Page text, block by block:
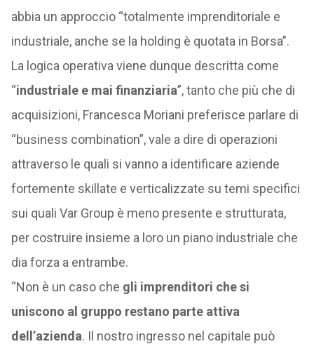
abbia un approccio “totalmente imprenditoriale e
industriale, anche se la holding è quotata in Borsa”.
La logica operativa viene dunque descritta come
“industriale e mai finanziaria”, tanto che più che di
acquisizioni, Francesca Moriani preferisce parlare di
“business combination”, vale a dire di operazioni
attraverso le quali si vanno a identificare aziende
fortemente skillate e verticalizzate su temi specifici
sui quali Var Group è meno presente e strutturata,
per costruire insieme a loro un piano industriale che
dia forza a entrambe.
“Non è un caso che gli imprenditori che si
uniscono al gruppo restano parte attiva
dell’azienda. Il nostro ingresso nel capitale può